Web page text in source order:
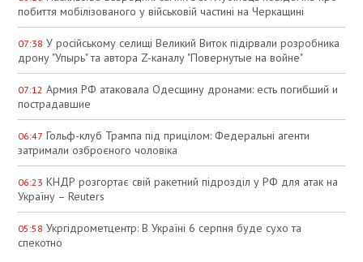
побиття мобілізованого у військовій частині на Черкащині
07:38 У російському селищі Великий Виток підірвали розробника
дрону "Упырь" та автора Z-каналу "Повернутые на войне"
07:12 Армия РФ атаковала Одесщину дронами: есть погибший и
пострадавшие
06:47 Гольф-клуб Трампа під прицілом: Федеральні агенти
затримали озброєного чоловіка
06:23 КНДР розгортає свій ракетний підрозділ у РФ для атак на
Україну – Reuters
05:58 Укргідрометцентр: В Україні 6 серпня буде сухо та
спекотно